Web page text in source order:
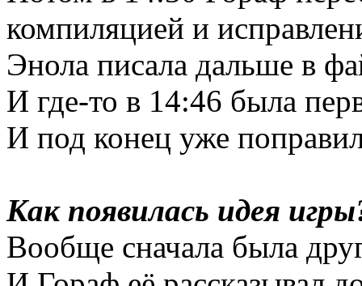
компиляцией и
Энола писала дальше в
И где-то в 14:46 была
И под конец уже
Как появилась идея
Вообще сначала была